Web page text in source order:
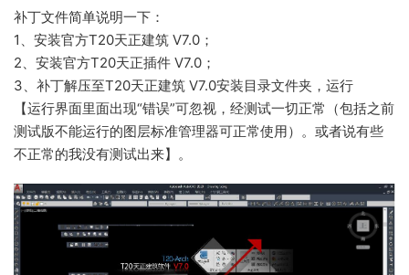
补丁文件简单说明一下：
1、安装官方T20天正建筑 V7.0；
2、安装官方T20天正插件 V7.0；
3、补丁解压至T20天正建筑 V7.0安装目录文件夹，运行
【运行界面里面出现“错误”可忽视，经测试一切正常（包括之前
测试版不能运行的图层标准管理器可正常使用）。或者说有些
不正常的我没有测试出来】。